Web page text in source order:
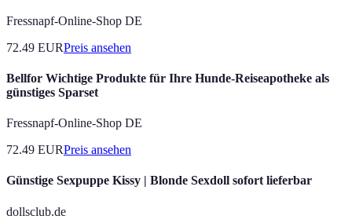
Fressnapf-Online-Shop DE
72.49 EURPreis ansehen
Bellfor Wichtige Produkte für Ihre Hunde-Reiseapotheke als
günstiges Sparset
Fressnapf-Online-Shop DE
72.49 EURPreis ansehen
Günstige Sexpuppe Kissy | Blonde Sexdoll sofort lieferbar
dollsclub.de